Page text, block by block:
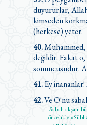
duyururlar,
kimseden
(herkese) yeter.
40.Muhammed,
değildir. Fakat
sonuncusudur.
41.Ey
42.Ve O'nu
Sabah-akşam
öncelikle